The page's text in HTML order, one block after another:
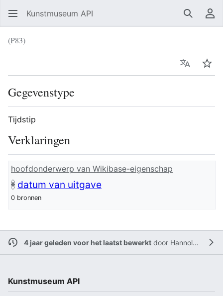
Kunstmuseum API Zoeken
(P83)
Taal
Gegevenstype
Tijdstip
Verklaringen
hoofdonderwerp van Wikibase-eigenschap
datum van uitgave
0 bronnen
4 jaar geleden voor het laatst bewerkt door Hannolans
Kunstmuseum API